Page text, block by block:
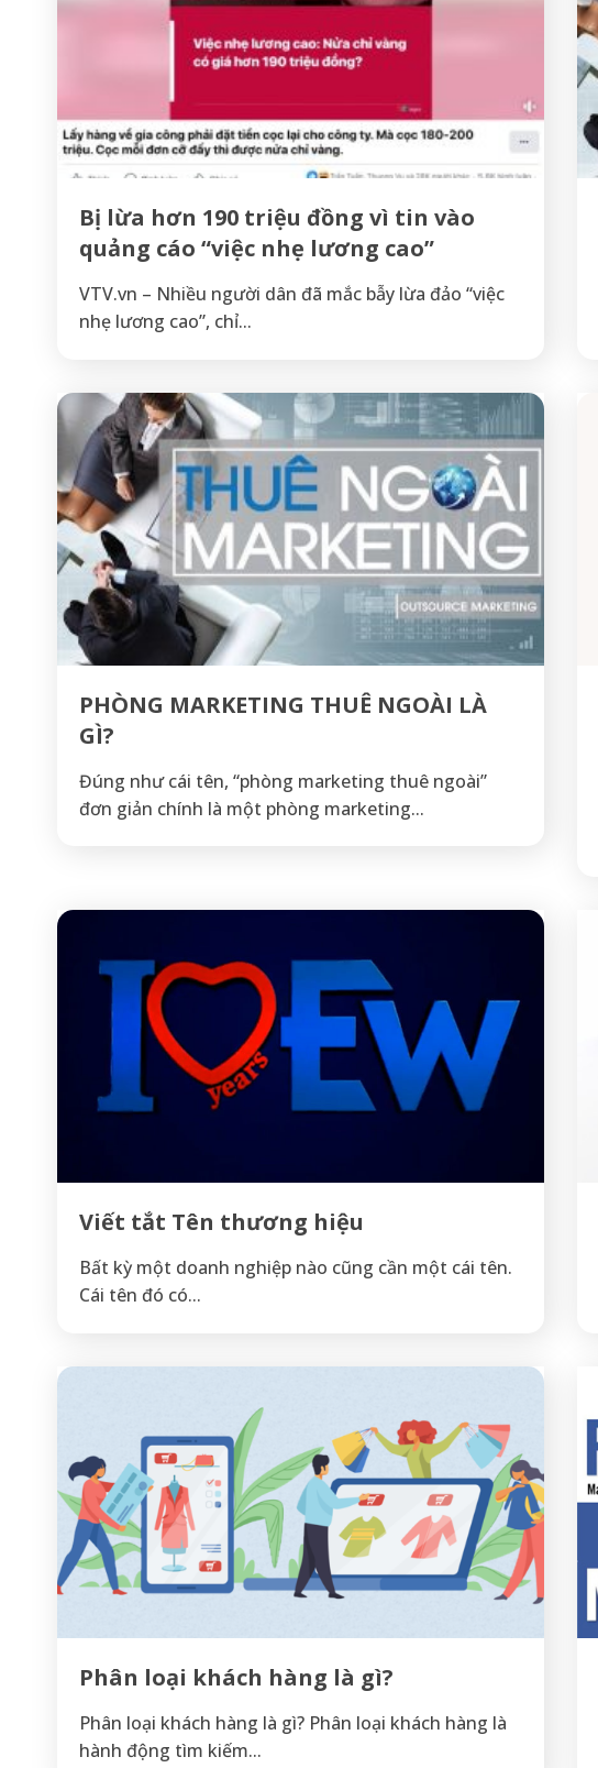
Bị lừa hơn 190 triệu đồng vì tin vào
quảng cáo “việc nhẹ lương cao”
VTV.vn – Nhiều người dân đã mắc bẫy lừa đảo “việc
nhẹ lương cao”, chỉ...
PHÒNG MARKETING THUÊ NGOÀI LÀ
GÌ?
Đúng như cái tên, “phòng marketing thuê ngoài”
đơn giản chính là một phòng marketing...
Viết tắt Tên thương hiệu
Bất kỳ một doanh nghiệp nào cũng cần một cái tên.
Cái tên đó có...
Phân loại khách hàng là gì?
Phân loại khách hàng là gì? Phân loại khách hàng là
hành động tìm kiếm...